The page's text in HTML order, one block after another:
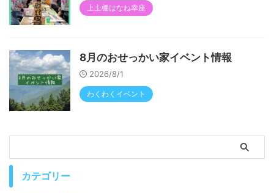
上土棚はなね幸座
8月のおせっかい家イベント情報
2026/8/1
わくわくイベント
カテゴリー